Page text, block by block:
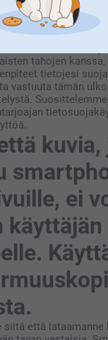
ja toimii
tahojen
tietojesi
vastuuta tämän
kuvia,
ei
käyttäjän
siitä että lataamanne